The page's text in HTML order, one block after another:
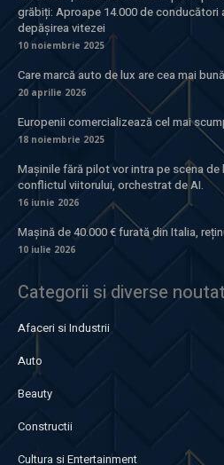
grăbiți: Aproape 14.000 de conducători
depășirea vitezei
10 noiembrie 2025
Care marcă auto de lux are cea mai
20 aprilie 2026
Europenii comercializează cel mai
18 noiembrie 2025
Mașinile fără pilot vor intra pe scena de
conflictul viitorului, orchestrat de AI.
16 iunie 2026
Mașină de 40.000 € furată din Italia,
10 iulie 2026
Categorii si diverse
Afaceri si Industrii
Auto
Beauty
Constructii
Cultura si Entertainment